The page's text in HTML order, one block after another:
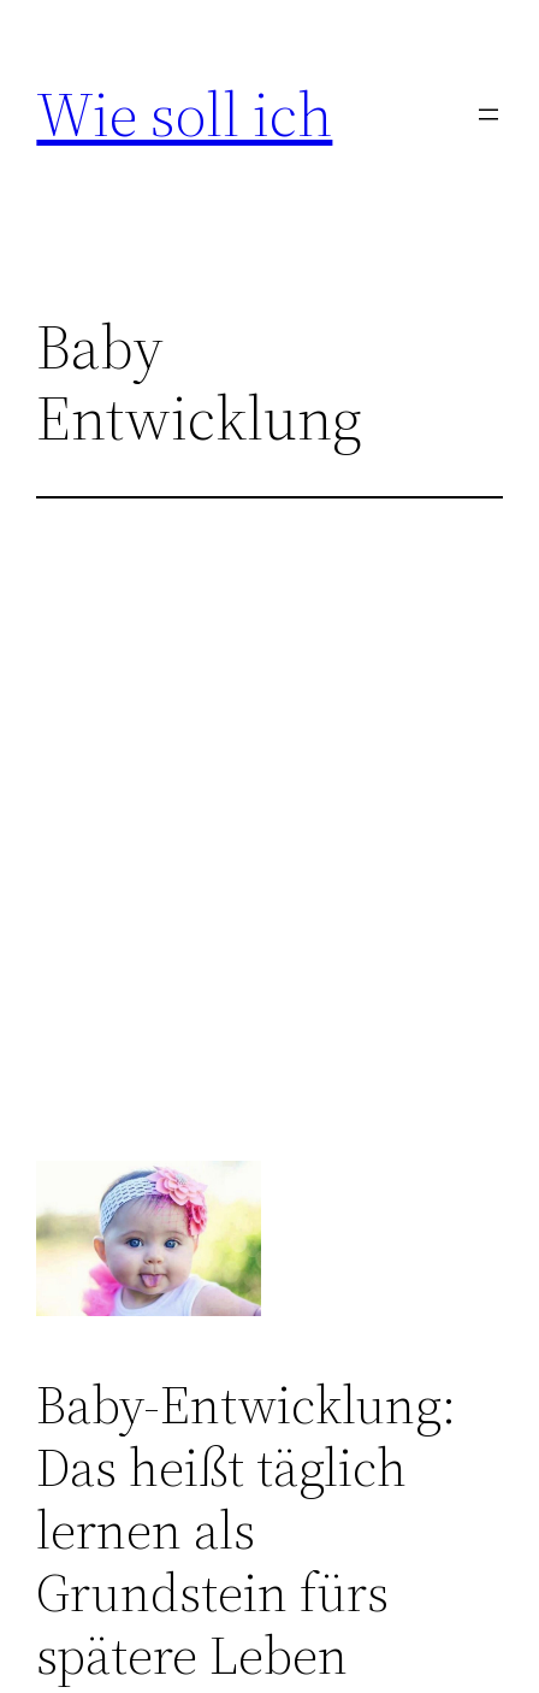
springen
Wie soll ich
Baby
Entwicklung
Baby-Entwicklung:
Das heißt täglich
lernen als
Grundstein fürs
spätere Leben